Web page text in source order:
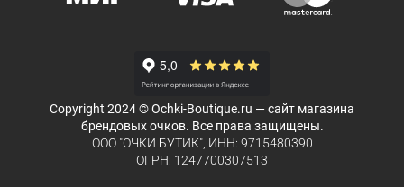
Copyright 2024 © Ochki-Boutique.ru — сайт магазина
брендовых очков. Все права защищены.
ООО "ОЧКИ БУТИК", ИНН: 9715480390
ОГРН: 1247700307513